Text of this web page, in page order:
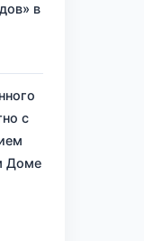
в
с
Доме